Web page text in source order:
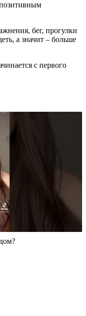
позитивным
бег, прогулки
а значит – больше
с первого